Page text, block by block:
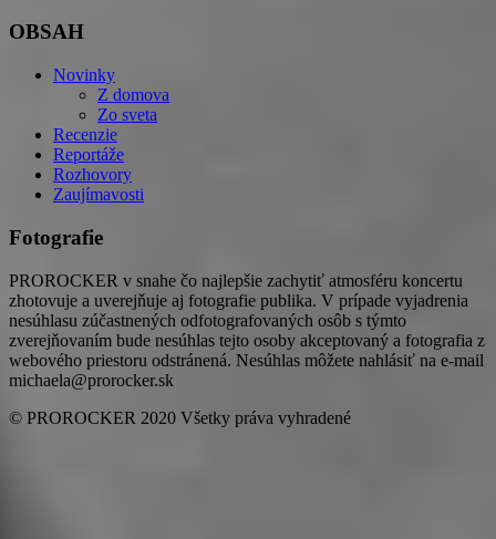
OBSAH
Novinky
Z domova
Zo sveta
Recenzie
Reportáže
Rozhovory
Zaujímavosti
Fotografie
PROROCKER v snahe čo najlepšie zachytiť atmosféru koncertu
zhotovuje a uverejňuje aj fotografie publika. V prípade vyjadrenia
nesúhlasu zúčastnených odfotografovaných osôb s týmto
zverejňovaním bude nesúhlas tejto osoby akceptovaný a fotografia z
webového priestoru odstránená. Nesúhlas môžete nahlásiť na e-mail
michaela@prorocker.sk
© PROROCKER 2020 Všetky práva vyhradené